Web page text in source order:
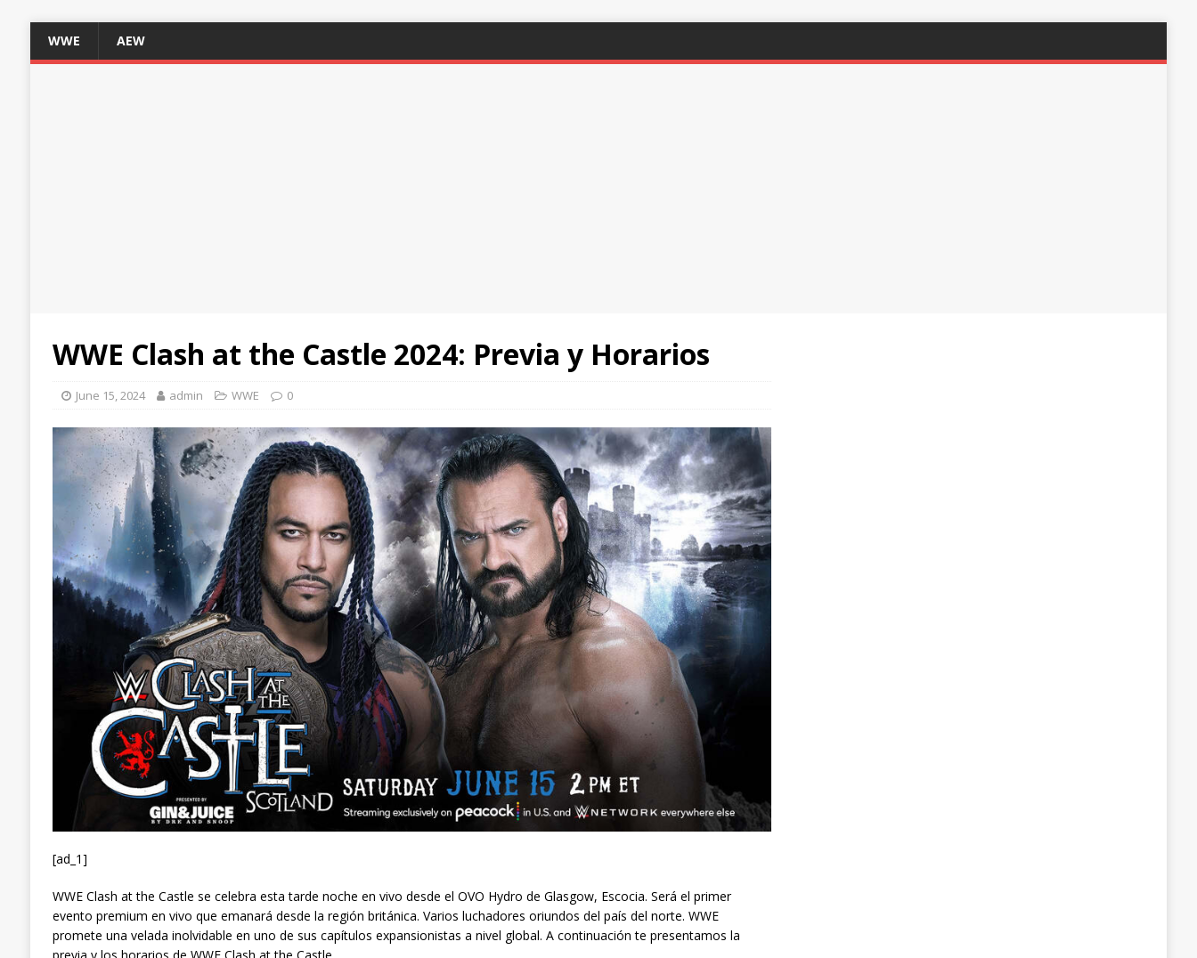
WWE AEW
WWE Clash at the Castle 2024: Previa y Horarios
June 15, 2024 admin WWE 0
[ad_1]
WWE Clash at the Castle se celebra esta tarde noche en vivo desde el OVO Hydro de Glasgow, Escocia. Será el primer
evento premium en vivo que emanará desde la región británica. Varios luchadores oriundos del país del norte. WWE
promete una velada inolvidable en uno de sus capítulos expansionistas a nivel global. A continuación te presentamos la